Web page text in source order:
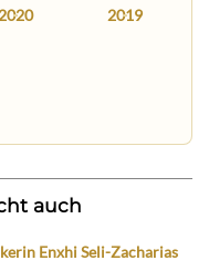
2020 2019
auch
Enxhi Seli-Zacharias